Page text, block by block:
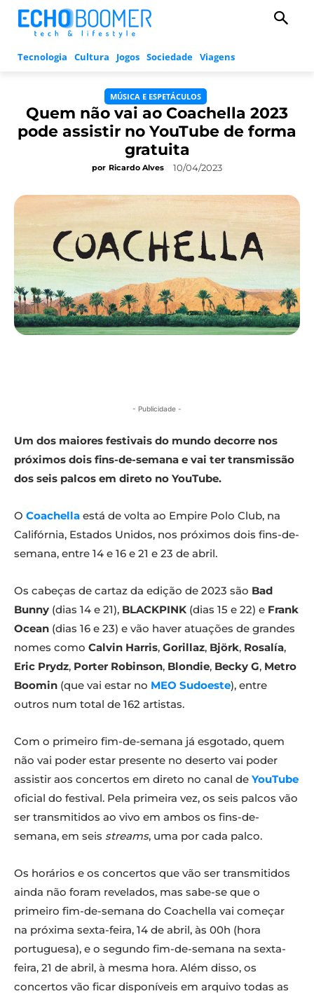
Tecnologia Cultura Jogos Sociedade Viagens
MÚSICA E ESPETÁCULOS
Quem não vai ao Coachella 2023
pode assistir no YouTube de forma
gratuita
por Ricardo Alves 10/04/2023
- Publicidade -
Um dos maiores festivais do mundo decorre nos
próximos dois fins-de-semana e vai ter transmissão
dos seis palcos em direto no YouTube.
O Coachella está de volta ao Empire Polo Club, na
Califórnia, Estados Unidos, nos próximos dois fins-de-
semana, entre 14 e 16 e 21 e 23 de abril.
Os cabeças de cartaz da edição de 2023 são Bad
Bunny (dias 14 e 21), BLACKPINK (dias 15 e 22) e Frank
Ocean (dias 16 e 23) e vão haver atuações de grandes
nomes como Calvin Harris, Gorillaz, Björk, Rosalía,
Eric Prydz, Porter Robinson, Blondie, Becky G, Metro
Boomin (que vai estar no MEO Sudoeste), entre
outros num total de 162 artistas.
Com o primeiro fim-de-semana já esgotado, quem
não vai poder estar presente no deserto vai poder
assistir aos concertos em direto no canal de YouTube
oficial do festival. Pela primeira vez, os seis palcos vão
ser transmitidos ao vivo em ambos os fins-de-
semana, em seis streams, uma por cada palco.
Os horários e os concertos que vão ser transmitidos
ainda não foram revelados, mas sabe-se que o
primeiro fim-de-semana do Coachella vai começar
na próxima sexta-feira, 14 de abril, às 00h (hora
portuguesa), e o segundo fim-de-semana na sexta-
feira, 21 de abril, à mesma hora. Além disso, os
concertos vão ficar disponíveis em arquivo todas as